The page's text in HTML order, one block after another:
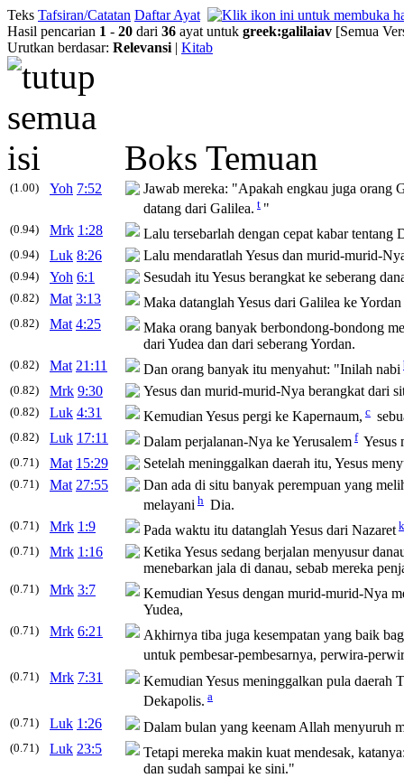
Teks Tafsiran/Catatan Daftar Ayat
Hasil pencarian 1 - 20 dari 36 ayat untuk greek:galilaiav [Semua
Urutkan berdasar: Relevansi | Kitab
Boks Temuan
(1.00) Yoh 7:52
Jawab mereka: "Apakah engkau juga orang
datang dari Galilea. t "
(0.94) Mrk 1:28 Lalu tersebarlah dengan cepat kabar tentang
(0.94) Luk 8:26 Lalu mendaratlah Yesus dan murid-murid-
(0.94) Yoh 6:1 Sesudah itu Yesus berangkat ke seberang
(0.82) Mat 3:13 Maka datanglah Yesus dari Galilea ke Yordan
(0.82) Mat 4:25
Maka orang banyak berbondong-bondong
dari Yudea dan dari seberang Yordan.
(0.82) Mat 21:11 Dan orang banyak itu menyahut: "Inilah nabi
(0.82)
Mrk 9:30 Yesus dan murid-murid-Nya berangkat dari
(0.82) Luk 4:31 Kemudian Yesus pergi ke Kapernaum, c
(0.82) Luk 17:11 Dalam perjalanan-Nya ke Yerusalem f Yesus
(0.71) Mat 15:29 Setelah meninggalkan daerah itu, Yesus
(0.71) Mat 27:55
Dan ada di situ banyak perempuan yang
melayani h Dia.
(0.71) Mrk 1:9 Pada waktu itu datanglah Yesus dari Nazaret k
(0.71)
Mrk 1:16
Ketika Yesus sedang berjalan menyusur
menebarkan jala di danau, sebab mereka
(0.71) Mrk 3:7
Kemudian Yesus dengan murid-murid-Nya
Yudea,
(0.71) Mrk 6:21
Akhirnya tiba juga kesempatan yang baik
untuk pembesar-pembesarnya, perwira-
(0.71) Mrk 7:31
Kemudian Yesus meninggalkan pula daerah
Dekapolis. a
(0.71)
Luk 1:26 Dalam bulan yang keenam Allah menyuruh
(0.71) Luk 23:5
Tetapi mereka makin kuat mendesak,
dan sudah sampai ke sini."